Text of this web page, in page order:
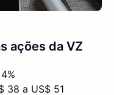
ações da VZ
4%
38 a US$ 51